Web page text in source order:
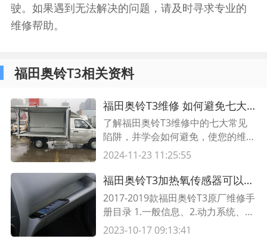
驶。如果遇到无法解决的问题，请及时寻求专业的
维修帮助。
福田奥铃T3相关资料
福田奥铃T3维修 如何避免七大常见陷阱？
了解福田奥铃T3维修中的七大常见
陷阱，并学会如何避免，使您的维修
工作更加高效和顺利。
2024-11-23 11:25:55
福田奥铃T3加热氧传感器可以清洗吗?氧传感器要用清洗液泡多久
2017-2019款福田奥铃T3原厂维修手
册目录 1.一般信息、2.动力系统、3.
传动系统、4.底盘系统、5.车身装
2023-10-17 09:13:41